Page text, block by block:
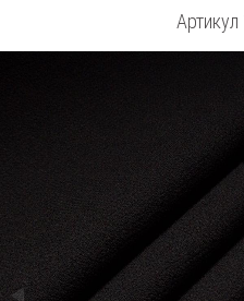
Артикул